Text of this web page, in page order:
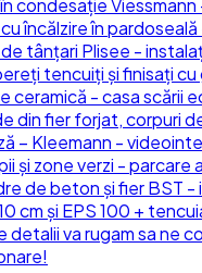
condesație
încălzire în
tânțari Plisee -
tencuiți și finisați
ceramică - casa scării
din fier forjat, corpuri
– Kleemann -
și zone verzi - parcare
de beton și fier BST -
cm și EPS 100 +
detalii va rugam sa ne